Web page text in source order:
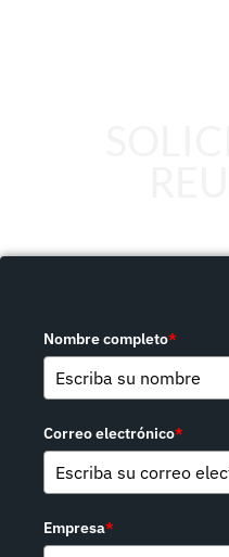
Nombre completo*
Correo electrónico*
Empresa*